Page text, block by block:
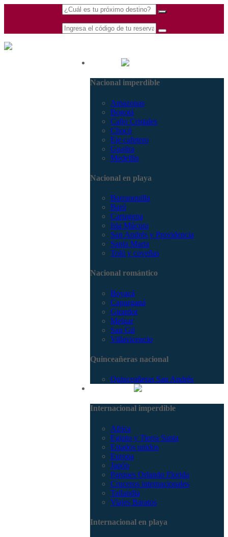
Nacional imperdible
Amazonas
Bogotá
Caño Cristales
Chocó
Eje cafetero
Guajira
Medellín
Nacional en playa
Barranquilla
Barú
Cartagena
Isla Múcura
San Andrés y Providencia
Santa Marta
Tolú y coveñas
Nacional romántico
Boyacá
Capurganá
Girardot
Melgar
San Gil
Villavicencio
Quinceañeras nacional
Quinceañeras San Andrés
Internacional imperdible
Africa
Egipto y Tierra Santa
Estados unidos
Europa
Japón
Parques Orlando Florida
Cruceros internacionales
Tailandia
Viajes Baratos
Internacional en playa